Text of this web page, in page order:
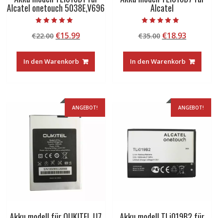
Alcatel onetouch 5038E,V696
5.00
von 5
€22.00 Ursprünglicher
war:
€22.00
€15.99Aktueller
ist:
€15.99.
In den Warenkorb
Alcatel
5.00
von 5
€35.00 Ursprünglicher
war:
€35.00
€18.93
ist:
€18.93.
In den Warenkorb
ANGEBOT! ANGEBOT!